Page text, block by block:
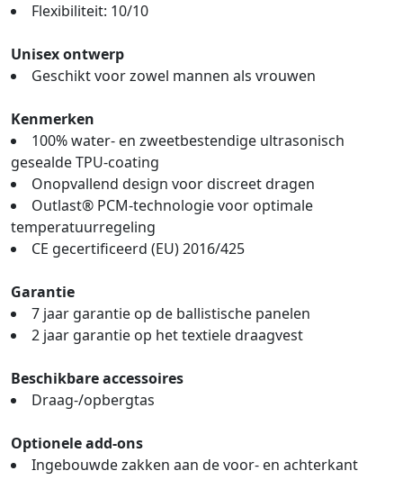
Flexibiliteit: 10/10
Unisex ontwerp
Geschikt voor zowel mannen als vrouwen
Kenmerken
100% water- en zweetbestendige ultrasonisch
gesealde TPU-coating
Onopvallend design voor discreet dragen
Outlast® PCM-technologie voor optimale
temperatuurregeling
CE gecertificeerd (EU) 2016/425
Garantie
7 jaar garantie op de ballistische panelen
2 jaar garantie op het textiele draagvest
Beschikbare accessoires
Draag-/opbergtas
Optionele add-ons
Ingebouwde zakken aan de voor- en achterkant